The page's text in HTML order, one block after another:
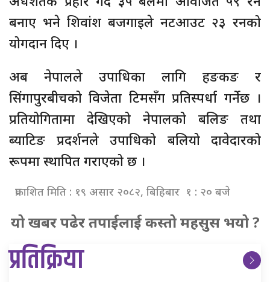
बनाए भने शिवांश बजगाइले नटआउट २३ रनको
योगदान दिए ।
अब नेपालले उपाधिका लागि हङकङ र
सिंगापुरबीचको विजेता टिमसँग प्रतिस्पर्धा गर्नेछ ।
प्रतियोगितामा देखिएको नेपालको बलिङ तथा
ब्याटिङ प्रदर्शनले उपाधिको बलियो दावेदारको
रूपमा स्थापित गराएको छ ।
प्रकाशित मिति : १९ असार २०८२, बिहिबार १ : २० बजे
यो खबर पढेर तपाईलाई कस्तो महसुस भयो ?
प्रतिक्रिया